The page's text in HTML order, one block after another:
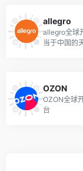
allegro
allegro全球
当于中国的
OZON
OZON全球
台